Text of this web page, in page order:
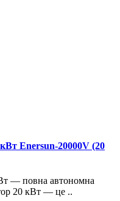
Enersun-20000V (20
— повна автономна
20 кВт — це ..